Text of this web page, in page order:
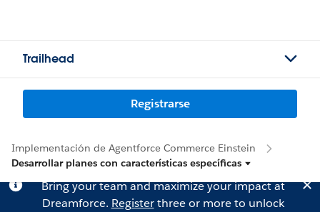
Trailhead
Registrarse
Implementación de Agentforce Commerce Einstein
Desarrollar planes con características específicas
Bring your team and maximize your impact at
Dreamforce. Registerthree or more to unlock